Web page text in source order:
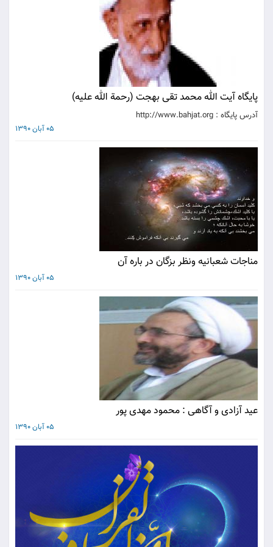
پايگاه آيت الله محمد تقی بهجت (رحمة الله علیه‌)
آدرس پايگاه : http://www.bahjat.org
05 آبان 1390
مناجات شعبانیه ونظر بزگان در باره آن
05 آبان 1390
عید آزادی و آگاهی : محمود مهدی پور
05 آبان 1390